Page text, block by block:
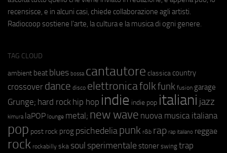
recensisce, e in alcuni casi, chiede collaborazione agli artisti.
Radiocoop sostiene l'arte, la cultura e la musica di ogni genere.
TAG CLOUD
ambient beat blues bossa cantautore classica country
crossover dance disco elettronicafolkfunk fusion garage
Grunge; hard rock hip hop indie indie pop italiani jazz
kimura laPOP lounge metal; new wave nuova musica italiana
pop post rock prog psichedeliapunk r&b rap rap italiano reggae
rock rockabilly ska soul sperimentale stoner swing trap